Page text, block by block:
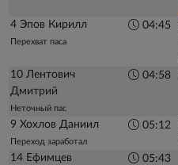
4 Эпов Кирилл
Перехват паса
04:45
10 Лентович
Дмитрий
Неточный пас
04:58
9 Хохлов Даниил
Переход заработал
05:12
14 Ефимцев
05:43